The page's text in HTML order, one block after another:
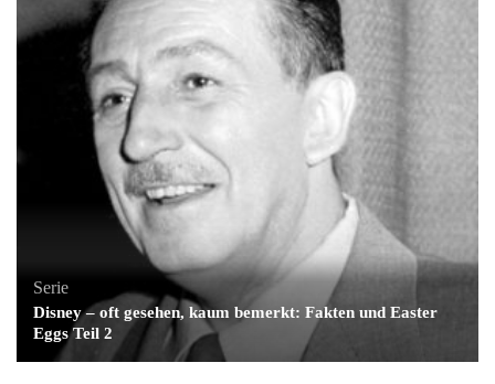
Serie
Disney – oft gesehen, kaum bemerkt: Fakten und Easter
Eggs Teil 2